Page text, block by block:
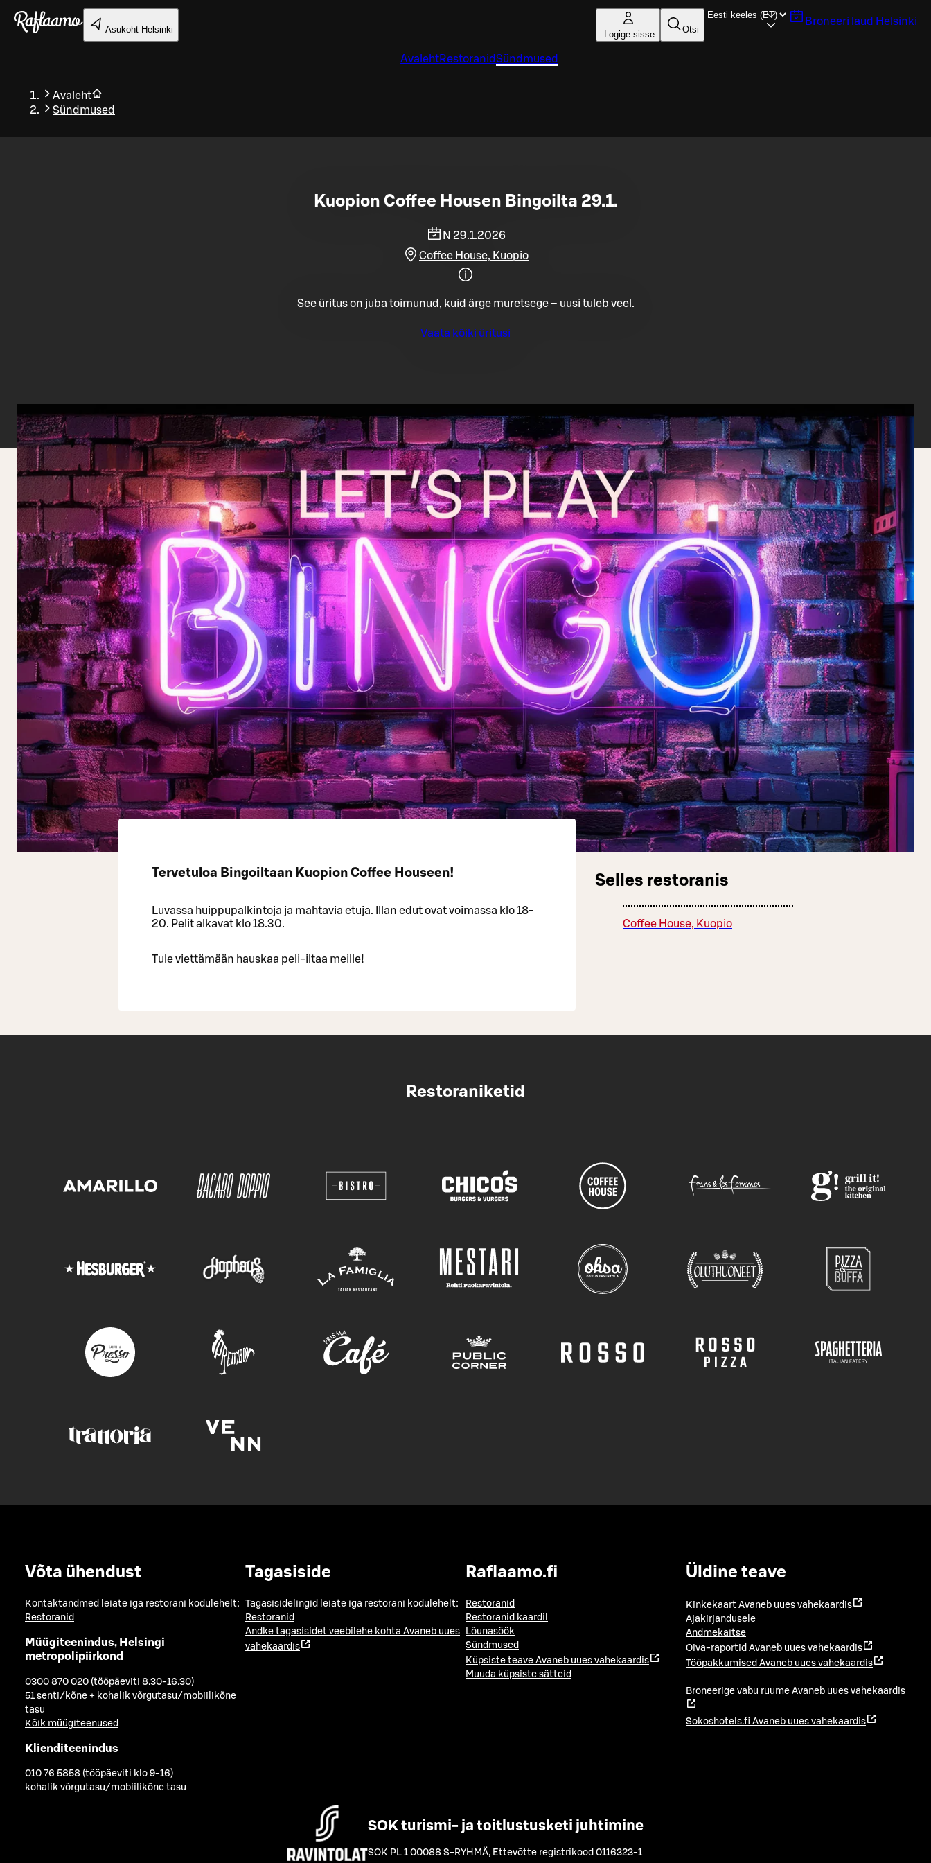
Liigu peamise sisu juurde
Asukoht Helsinki Logige sisse Otsi
Broneeri laud Helsinki
AvalehtRestoranidSündmused
Avaleht
Sündmused
Tagasi
Kuopion Coffee Housen Bingoilta 29.1.
N 29.1.2026
Coffee House, Kuopio
See üritus on juba toimunud, kuid ärge muretsege – uusi tuleb veel.
Vaata kõiki üritusi
Tervetuloa Bingoiltaan Kuopion Coffee Houseen!
Luvassa huippupalkintoja ja mahtavia etuja. Illan edut ovat voimassa klo 18-
20. Pelit alkavat klo 18.30.
Tule viettämään hauskaa peli-iltaa meille!
Selles restoranis
Coffee House, Kuopio
Restoraniketid
Võta ühendust
Kontaktandmed leiate iga restorani kodulehelt:
Restoranid
Müügiteenindus, Helsingi
metropolipiirkond
0300 870 020 (tööpäeviti 8.30-16.30)
51 senti/kõne + kohalik võrgutasu/mobiilikõne
tasu
Kõik müügiteenused
Klienditeenindus
010 76 5858 (tööpäeviti klo 9-16)
kohalik võrgutasu/mobiilikõne tasu
Tagasiside
Tagasisidelingid leiate iga restorani kodulehelt:
Restoranid
Andke tagasisidet veebilehe kohta Avaneb uues
vahekaardis
Raflaamo.fi
Restoranid
Restoranid kaardil
Lõunasöök
Sündmused
Küpsiste teave Avaneb uues vahekaardis
Muuda küpsiste sätteid
Üldine teave
Kinkekaart Avaneb uues vahekaardis
Ajakirjandusele
Andmekaitse
Oiva-raportid Avaneb uues vahekaardis
Tööpakkumised Avaneb uues vahekaardis
Broneerige vabu ruume Avaneb uues vahekaardis
Sokoshotels.fi Avaneb uues vahekaardis
SOK turismi- ja toitlustusketi juhtimine
SOK PL 1 00088 S-RYHMÄ, Ettevõtte registrikood 0116323-1